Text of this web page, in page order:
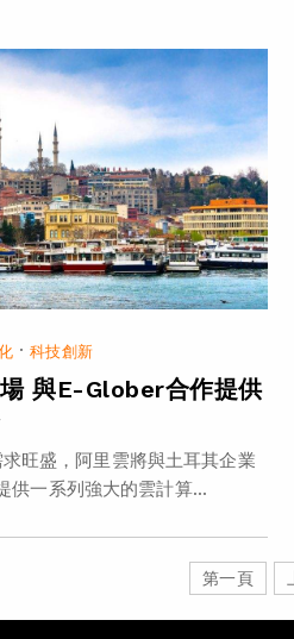
·科技創新
與E-Glober合作提供
旺盛，阿里雲將與土耳其企業
一系列強大的雲計算...
第一頁